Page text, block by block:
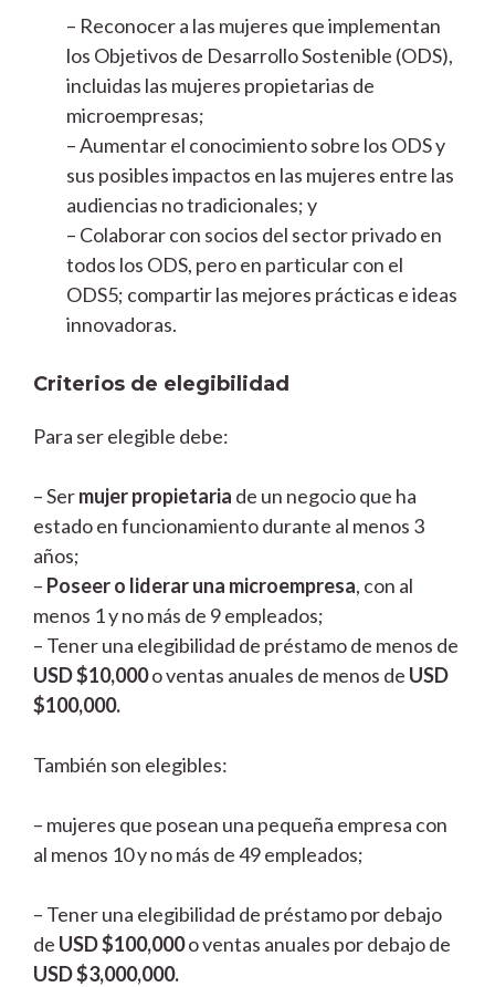
– Reconocer a las mujeres que implementan
los Objetivos de Desarrollo Sostenible (ODS),
incluidas las mujeres propietarias de
microempresas;
– Aumentar el conocimiento sobre los ODS y
sus posibles impactos en las mujeres entre las
audiencias no tradicionales; y
– Colaborar con socios del sector privado en
todos los ODS, pero en particular con el
ODS5; compartir las mejores prácticas e ideas
innovadoras.
Criterios de elegibilidad
Para ser elegible debe:
– Sermujer propietaria de un negocio que ha
estado en funcionamiento durante al menos 3
años;
– Poseer o liderar una microempresa, con al
menos 1 y no más de 9 empleados;
– Tener una elegibilidad de préstamo de menos de
USD $10,000o ventas anuales de menos de USD
$100,000.
También son elegibles:
– mujeres que posean una pequeña empresa con
al menos 10 y no más de 49 empleados;
– Tener una elegibilidad de préstamo por debajo
de USD $100,000o ventas anuales por debajo de
USD $3,000,000.